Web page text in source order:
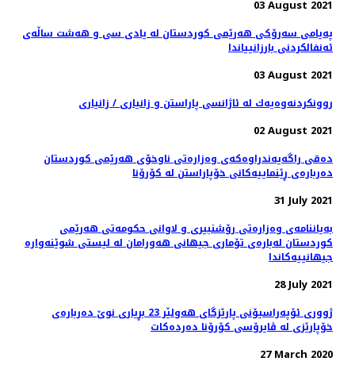
03 August 2021
پەیامی سەرۆکی هەرێمی کوردستان له‌ يادى سى و هه‌شت ساڵه‌ى
ئه‌نفالكردنى بارزانيياندا
03 August 2021
روونكردنه‌وه‌یه‌ك له‌ ئاژانسی پاراستن و زانیاری / زانیاری
02 August 2021
دەقی راگەیەندراوەکەی وەزارەتی ناوخۆی هەرێمی کوردستان
دەربارەی ڕێنماییەکانی خۆپاراستن لە کۆرۆنا
31 July 2021
بەیاننامەی وەزارەتی رۆشنبیری و لاوانی حکومەتی هەرێمی
کوردستان لەبارەی تۆماری جیهانی هەورامان لە لیستی شوێنەوارە
جیهانییەکاندا
28 July 2021
ژووری ئۆپەراسیۆنی پارێزگای هەولێر 23 بڕیاری نوێ‌ دەربارەی
خۆپارێزی لە ڤایرۆسی كۆرۆنا دەردەكات
27 March 2020